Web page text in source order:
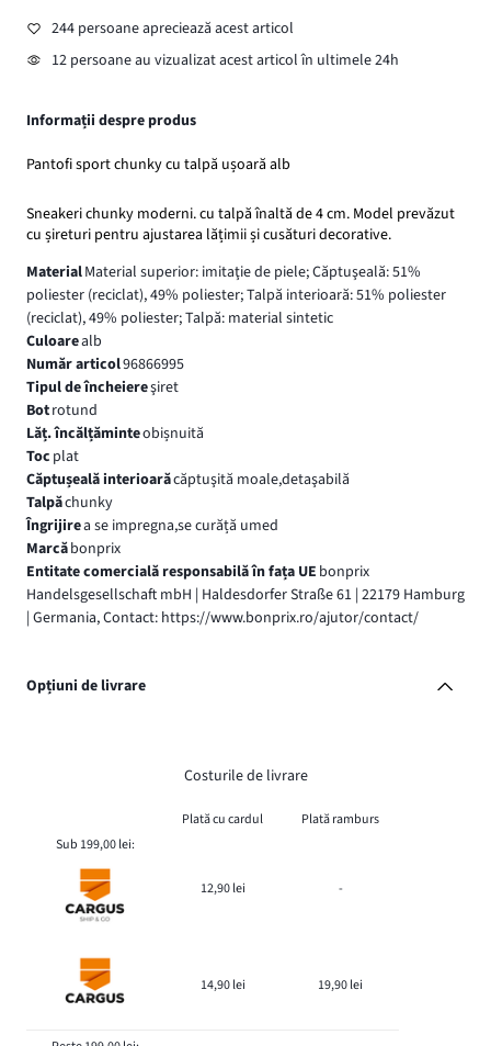
244 persoane apreciează acest articol
12 persoane au vizualizat acest articol în ultimele 24h
Informații despre produs
Pantofi sport chunky cu talpă ușoară alb
Sneakeri chunky moderni. cu talpă înaltă de 4 cm. Model prevăzut
cu șireturi pentru ajustarea lățimii și cusături decorative.
MaterialMaterial superior: imitaţie de piele; Căptuşeală: 51%
poliester (reciclat), 49% poliester; Talpă interioară: 51% poliester
(reciclat), 49% poliester; Talpă: material sintetic
Culoarealb
Număr articol96866995
Tipul de încheiereşiret
Botrotund
Lăț. încălțăminteobișnuită
Toc plat
Căptușeală interioarăcăptuşită moale,detaşabilă
Talpăchunky
Îngrijirea se impregna,se curăță umed
Marcăbonprix
Entitate comercială responsabilă în fața UE bonprix
Handelsgesellschaft mbH | Haldesdorfer Straße 61 | 22179 Hamburg
| Germania, Contact: https://www.bonprix.ro/ajutor/contact/
Opțiuni de livrare
Costurile de livrare
Plată cu cardul
Plată ramburs
Sub 199,00 lei:
12,90 lei -
14,90 lei 19,90 lei